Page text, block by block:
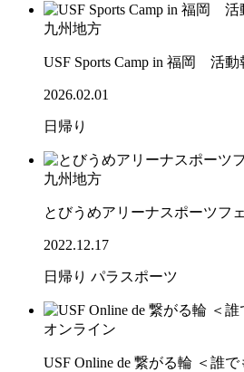
九州地方
USF Sports Camp in 福岡 活動
2026.02.01
日帰り
九州地方
とびうめアリーナスポーツフ
2022.12.17
日帰り パラスポーツ
オンライン
USF Online de 繋がる輪 ＜誰